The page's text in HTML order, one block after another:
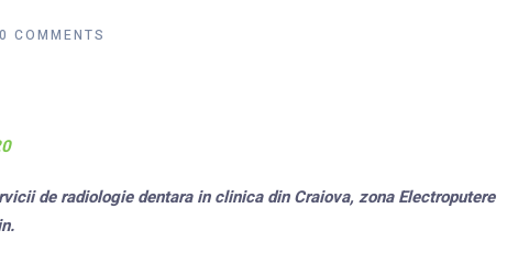
0 COMMENTS
de radiologie dentara in clinica din Craiova, zona Electroputere